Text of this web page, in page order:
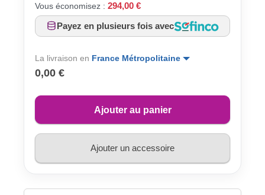
Vous économisez : 294,00 €
Payez en plusieurs fois avec
La livraison en France Métropolitaine
0,00 €
Ajouter au panier
Ajouter un accessoire